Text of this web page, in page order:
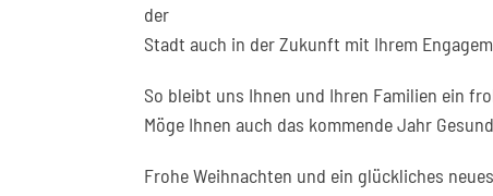
der
Stadt auch in der Zukunft mit Ihrem
So bleibt uns Ihnen und Ihren Familien ein
Möge Ihnen auch das kommende Jahr
Frohe Weihnachten und ein glückliches